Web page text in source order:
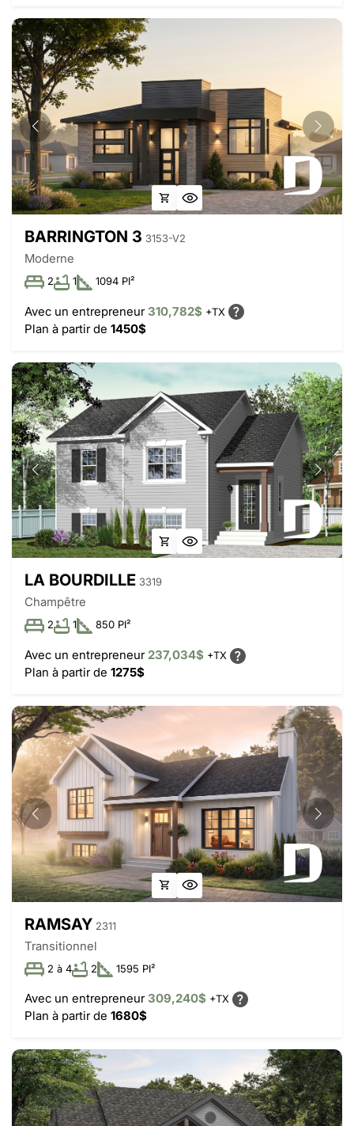
BARRINGTON 3 3153-V2
Moderne
2 1 1094 PI²
Avec un entrepreneur310,782$ +TX
Plan à partir de 1450$
LA BOURDILLE 3319
Champêtre
2 1 850 PI²
Avec un entrepreneur 237,034$ +TX
Plan à partir de 1275$
RAMSAY 2311
Transitionnel
2 à 4 2 1595 PI²
Avec un entrepreneur309,240$ +TX
Plan à partir de 1680$